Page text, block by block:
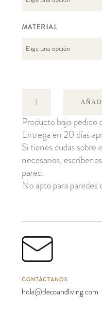
MATERIAL
Producto bajo pedido
Entrega en 20 días
Si tienes dudas sobre
necesarios,
pared.
No apto para
CONTÁCTANOS
hola@decoandliving.com